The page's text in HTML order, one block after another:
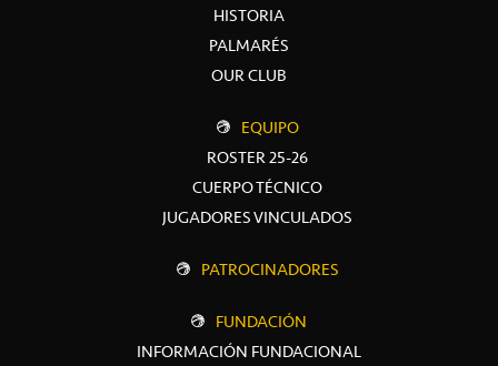
HISTORIA
PALMARÉS
OUR CLUB
EQUIPO
ROSTER 25-26
CUERPO TÉCNICO
JUGADORES VINCULADOS
PATROCINADORES
FUNDACIÓN
INFORMACIÓN FUNDACIONAL